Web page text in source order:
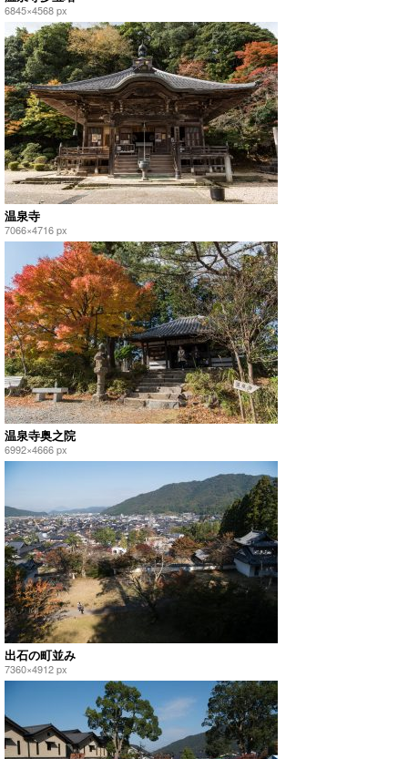
6845×4568 px
温泉寺
7066×4716 px
温泉寺奥之院
6992×4666 px
出石の町並み
7360×4912 px